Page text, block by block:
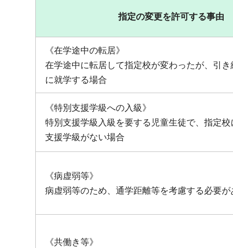
指定の変更を許可する事由
《在学途中の転居》
在学途中に転居して指定校が変わったが、引
に就学する場合
《特別支援学級への入級》
特別支援学級入級を要する児童生徒で、指定校
支援学級がない場合
《病虚弱等》
病虚弱等のため、通学距離等を考慮する必要が
《共働き等》